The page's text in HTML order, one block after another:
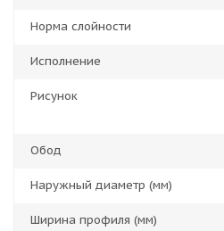
Норма слойности
Исполнение
Рисунок
Обод
Наружный диаметр (мм)
Ширина профиля (мм)